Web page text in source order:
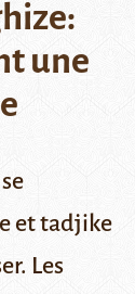
une
et tadjike
Les